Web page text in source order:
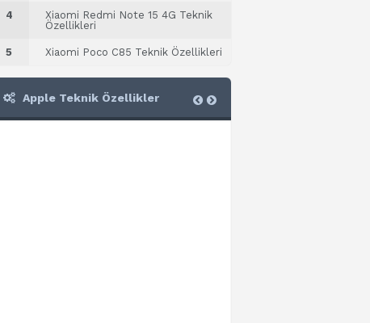
4
Xiaomi Redmi Note 15 4G Teknik
Özellikleri
5 Xiaomi Poco C85 Teknik Özellikleri
Apple Teknik Özellikler